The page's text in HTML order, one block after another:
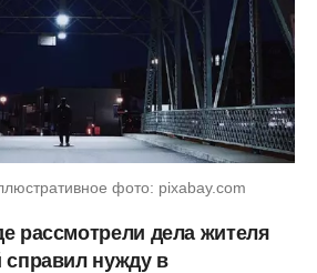
фото: pixabay.com
рассмотрели дела жителя
справил нужду в